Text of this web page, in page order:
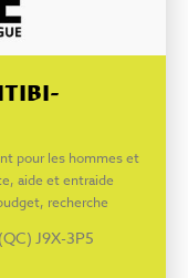
pour les hommes et
aide et entraide
recherche
J9X-3P5